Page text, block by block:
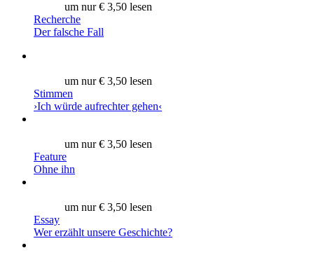
um nur € 3,50 lesen
Recherche
Der falsche Fall
um nur € 3,50 lesen
Stimmen
›Ich würde aufrechter gehen‹
um nur € 3,50 lesen
Feature
Ohne ihn
um nur € 3,50 lesen
Essay
Wer erzählt unsere Geschichte?